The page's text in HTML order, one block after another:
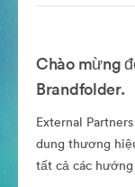
Chào mừng
Brandfolder.
External
dung thương
tất cả các